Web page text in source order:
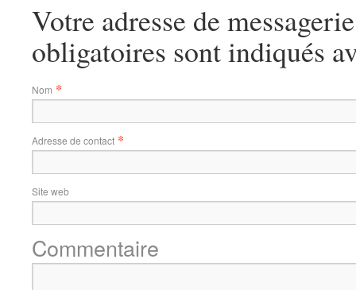
Votre adresse de
obligatoires sont indiqués
Nom *
Adresse de contact *
Site web
Commentaire